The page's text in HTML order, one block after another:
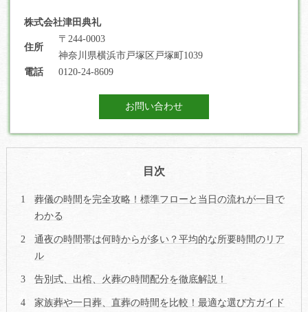
株式会社津田典礼
住所
〒244-0003
神奈川県横浜市戸塚区戸塚町1039
電話
0120-24-8609
お問い合わせ
目次
葬儀の時間を完全攻略！標準フローと当日の流れが一目で
わかる
通夜の時間帯は何時からが多い？平均的な所要時間のリア
ル
告別式、出棺、火葬の時間配分を徹底解説！
家族葬や一日葬、直葬の時間を比較！最適な選び方ガイド